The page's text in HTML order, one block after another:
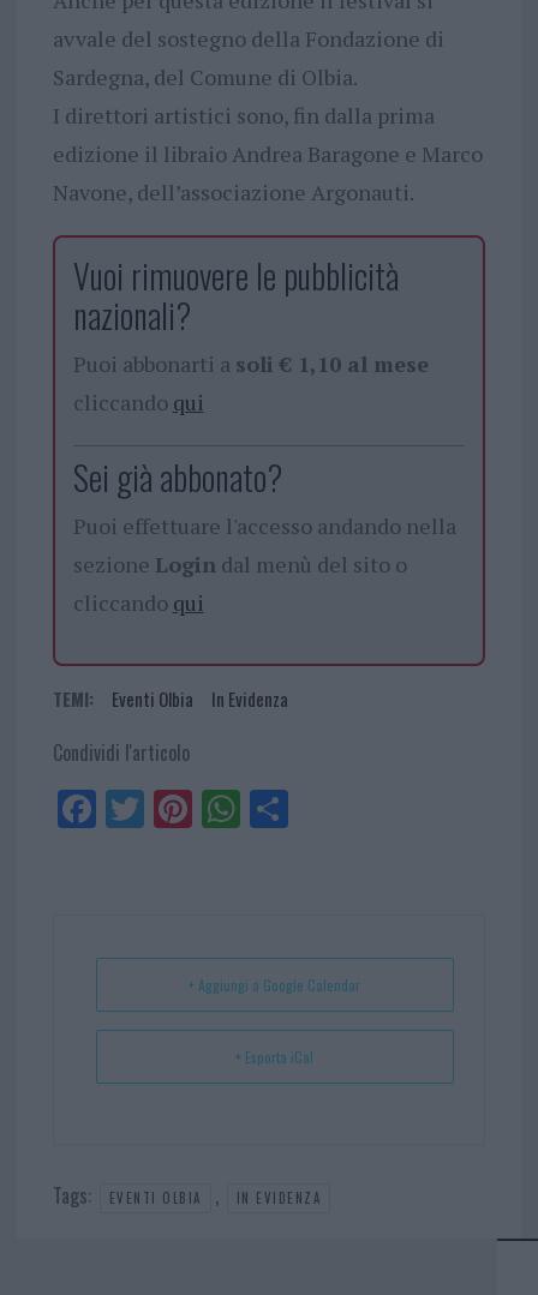
avvale del sostegno della Fondazione di
Sardegna, del Comune di Olbia.
I direttori artistici sono, fin dalla prima
edizione il libraio Andrea Baragone e Marco
Navone, dell’associazione Argonauti.
Vuoi rimuovere le pubblicità
nazionali?
Puoi abbonarti a soli € 1,10 al mese
cliccando qui
Sei già abbonato?
Puoi effettuare l'accesso andando nella
sezione Logindal menù del sito o
cliccando qui
TEMI: Eventi Olbia In Evidenza
Condividi l'articolo
Fa
ce
Tw
itt
Pi
nt
t
W
ha
p
Sh
+ Aggiungi a Google Calendar
+ Esporta iCal
Tags: EVENTI OLBIA , IN EVIDENZA